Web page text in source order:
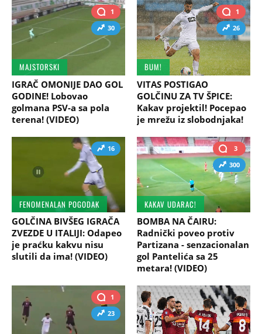
1
30
MAJSTORSKI
IGRAČ OMONIJE DAO GOL
GODINE! Lobovao
golmana PSV-a sa pola
terena! (VIDEO)
1
26
BUM!
VITAS POSTIGAO
GOLČINU ZA TV ŠPICE:
Kakav projektil! Pocepao
je mrežu iz slobodnjaka!
16
FENOMENALAN POGODAK
GOLČINA BIVŠEG IGRAČA
ZVEZDE U ITALIJI: Odapeo
je praćku kakvu nisu
slutili da ima! (VIDEO)
3
300
KAKAV UDARAC!
BOMBA NA ČAIRU:
Radnički poveo protiv
Partizana - senzacionalan
gol Pantelića sa 25
metara! (VIDEO)
1
23